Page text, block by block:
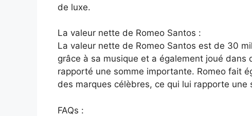
de luxe.
La valeur nette de Romeo Santos :
La valeur nette de Romeo Santos est de 30
grâce à sa musique et a également joué
rapporté une somme importante. Romeo fait
des marques célèbres, ce qui lui rapporte une
FAQs :